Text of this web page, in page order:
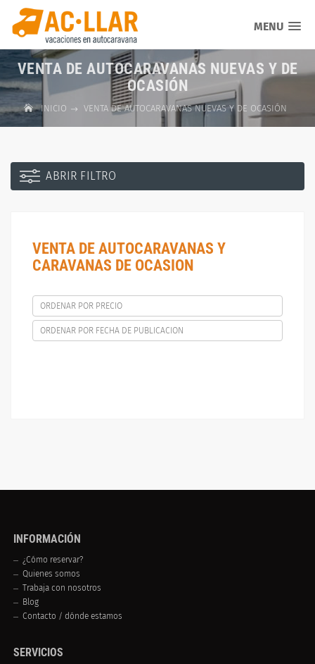
MENU
VENTA DE AUTOCARAVANAS NUEVAS Y DE
OCASIÓN
INICIO VENTA DE AUTOCARAVANAS NUEVAS Y DE OCASIÓN
ABRIR FILTRO
VENTA DE AUTOCARAVANAS Y
CARAVANAS DE OCASION
ORDENAR POR PRECIO
ORDENAR POR FECHA DE PUBLICACION
INFORMACIÓN
¿Cómo reservar?
Quienes somos
Trabaja con nosotros
Blog
Contacto / dónde estamos
SERVICIOS